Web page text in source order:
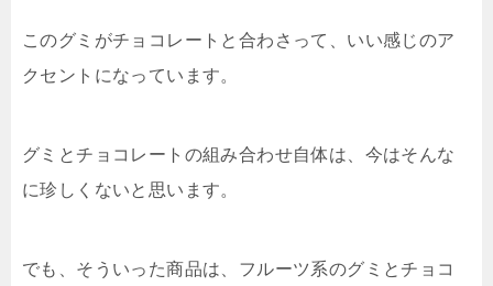
このグミがチョコレートと合わさって、いい感じのア
クセントになっています。
グミとチョコレートの組み合わせ自体は、今はそんな
に珍しくないと思います。
でも、そういった商品は、フルーツ系のグミとチョコ